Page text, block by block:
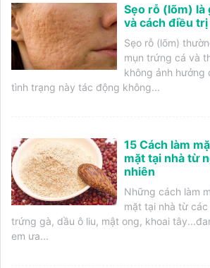
Sẹo rỗ (lõm) là
và cách điều
Sẹo rỗ (lõm)
mụn trứng cá và
không ảnh hưởng
tình trạng này tác động không...
15 Cách làm
mặt tại nhà từ
nhiên
Những cách làm
mặt tại nhà từ
trứng gà, dầu ô liu, mật ong, khoai
em ưa...